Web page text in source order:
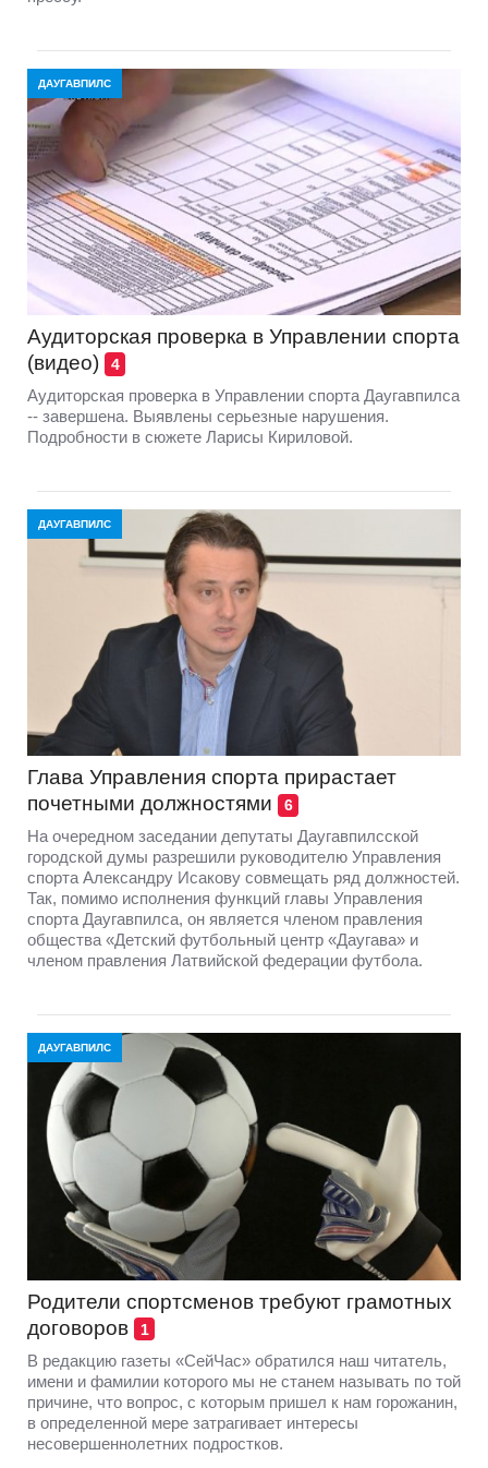
ДАУГАВПИЛС
Аудиторская проверка в Управлении спорта
(видео)
4
Аудиторская проверка в Управлении спорта Даугавпилса
-- завершена. Выявлены серьезные нарушения.
Подробности в сюжете Ларисы Кириловой.
ДАУГАВПИЛС
Глава Управления спорта прирастает
почетными должностями
6
На очередном заседании депутаты Даугавпилсской
городской думы разрешили руководителю Управления
спорта Александру Исакову совмещать ряд должностей.
Так, помимо исполнения функций главы Управления
спорта Даугавпилса, он является членом правления
общества «Детский футбольный центр «Даугава» и
членом правления Латвийской федерации футбола.
ДАУГАВПИЛС
Родители спортсменов требуют грамотных
договоров
1
В редакцию газеты «СейЧас» обратился наш читатель,
имени и фамилии которого мы не станем называть по той
причине, что вопрос, с которым пришел к нам горожанин,
в определенной мере затрагивает интересы
несовершеннолетних подростков.